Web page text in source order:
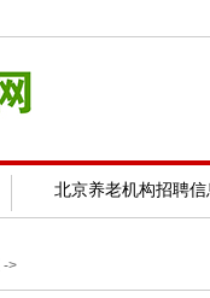
北京养老机构招聘信
->